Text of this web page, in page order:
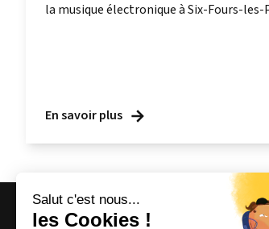
la musique électronique à Six-Fours-les-
En savoir plus